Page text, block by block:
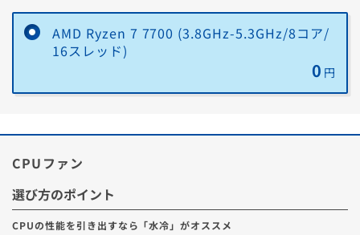
りキットで不要PCを
送るだけ
WEBで買取依頼
が必要です
② フィッシング詐欺からゲームアカウントを守る「フィッシング詐欺
対策と脆弱性保護」
③ 悪意のあるMODや非公式ツールによるマルウェア感染リスクから
④ DDoS攻撃などオンラインゲームプレイ中の脅威を防ぐ「スマート
⑤ ゲームプレイを妨げないように通知やバックグラウンドタスクを停
AMD Ryzen 7 7700 (3.8GHz-5.3GHz/8コア/
16スレッド)
0 円
CPUファン
選び方のポイント
CPUの性能を引き出すなら「水冷」がオススメ